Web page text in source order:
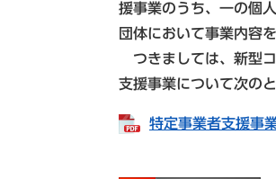
援事業のうち、一の個
団体において事業内容
つきましては、新型
支援事業について次の
特定事業者支援事